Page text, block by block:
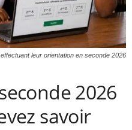
leur orientation en seconde 2026
2026
savoir